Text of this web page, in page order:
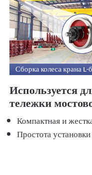
Сборка колеса крана L-
Используется
тележки
Компактная и
Простота